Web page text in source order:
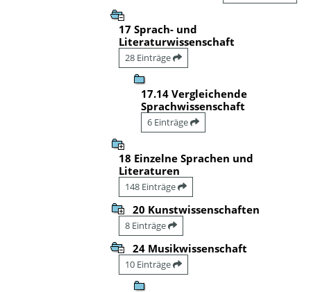
17 Sprach- und
Literaturwissenschaft
28 Einträge
17.14 Vergleichende
Sprachwissenschaft
6 Einträge
18 Einzelne Sprachen und
Literaturen
148 Einträge
20 Kunstwissenschaften
8 Einträge
24 Musikwissenschaft
10 Einträge